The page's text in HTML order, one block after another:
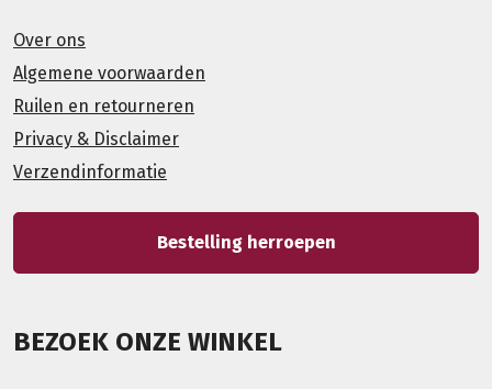
Over ons
Algemene voorwaarden
Ruilen en retourneren
Privacy & Disclaimer
Verzendinformatie
Bestelling herroepen
BEZOEK ONZE WINKEL